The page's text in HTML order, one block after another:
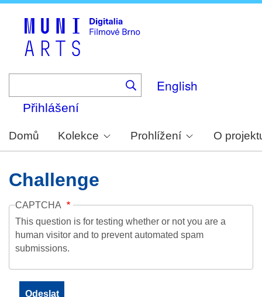
English
Přihlášení
Domů Kolekce Prohlížení O
Challenge
CAPTCHA
This question is for testing whether or not you are a
human visitor and to prevent automated spam
submissions.